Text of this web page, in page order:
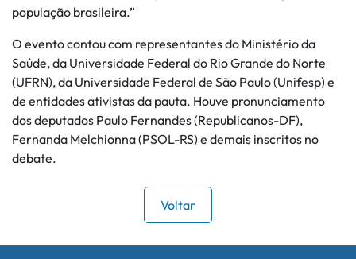
população brasileira.”
O evento contou com representantes do Ministério da
Saúde, da Universidade Federal do Rio Grande do Norte
(UFRN), da Universidade Federal de São Paulo (Unifesp) e
de entidades ativistas da pauta. Houve pronunciamento
dos deputados Paulo Fernandes (Republicanos-DF),
Fernanda Melchionna (PSOL-RS) e demais inscritos no
debate.
Voltar